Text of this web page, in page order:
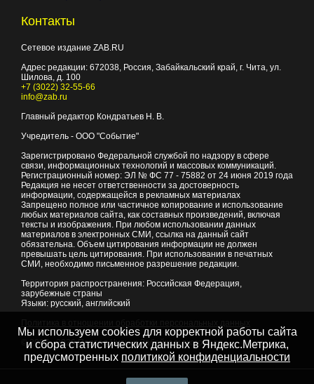
Контакты
Сетевое издание ZAB.RU
Адрес редакции: 672038, Россия, Забайкальский край, г. Чита, ул.
Шилова, д. 100
+7 (3022) 32-55-66
info@zab.ru
Главный редактор Кондратьев Н. В.
Учредитель - ООО "Событие"
Зарегистрировано Федеральной службой по надзору в сфере
связи, информационных технологий и массовых коммуникаций.
Регистрационный номер: ЭЛ № ФС 77 - 75882 от 24 июня 2019 года
Редакция не несет ответственности за достоверность
информации, содержащейся в рекламных материалах
Запрещено полное или частичное копирование и использование
любых материалов сайта, как составных произведений, включая
тексты и изображения. При любом использовании данных
материалов в электронных СМИ, ссылка на данный сайт
обязательна. Объем цитирования информации не должен
превышать цель цитирования. При использовании в печатных
СМИ, необходимо письменное разрешение редакции.
Территория распространения: Российская Федерация,
зарубежные страны
Языки: русский, английский
© 2007 - 2026Портал Читы и Забайкальского края
Мы используем cookies для корректной работы сайта
и сбора статистических данных в Яндекс.Метрика,
предусмотренных политикой конфиденциальности